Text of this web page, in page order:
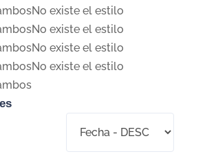
existe el estilo
existe el estilo
existe el estilo
existe el estilo